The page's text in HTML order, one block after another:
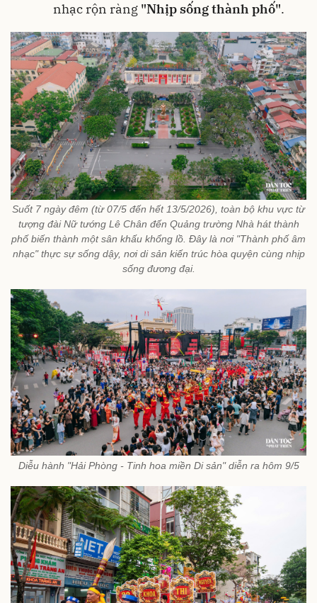
nhạc rộn ràng "Nhịp sống thành phố".
Suốt 7 ngày đêm (từ 07/5 đến hết 13/5/2026), toàn bộ khu vực từ
tượng đài Nữ tướng Lê Chân đến Quảng trường Nhà hát thành
phố biến thành một sân khấu khổng lồ. Đây là nơi "Thành phố âm
nhạc" thực sự sống dậy, nơi di sản kiến trúc hòa quyện cùng nhịp
sống đương đại.
Diễu hành "Hải Phòng - Tinh hoa miền Di sản" diễn ra hôm 9/5